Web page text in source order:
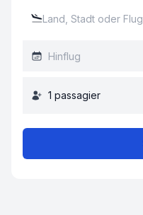
1 passagier